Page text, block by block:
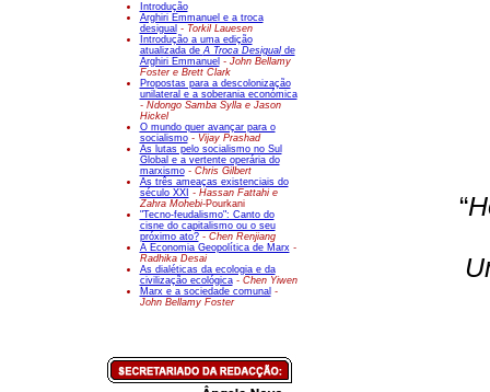
Introdução
Arghiri Emmanuel e a troca
desigual - Torkil Lauesen
Introdução a uma edição
atualizada deA Troca Desigualde
Arghiri Emmanuel - John Bellamy
Foster e Brett Clark
Propostas para a descolonização
unilateral e a soberania económica
- Ndongo Samba Sylla e Jason
Hickel
O mundo quer avançar para o
socialismo- Vijay Prashad
As lutas pelo socialismo no Sul
Global e a vertente operária do
marxismo- Chris Gilbert
As três ameaças existenciais do
século XXI - Hassan Fattahi e
Zahra Mohebi-Pourkani
"Tecno-feudalismo": Canto do
cisne do capitalismo ou o seu
próximo ato? - Chen Renjiang
A Economia Geopolítica de Marx-
Radhika Desai
As dialéticas da ecologia e da
civilização ecológica - Chen Yiwen
Marx e a sociedade comunal -
John Bellamy Foster
“